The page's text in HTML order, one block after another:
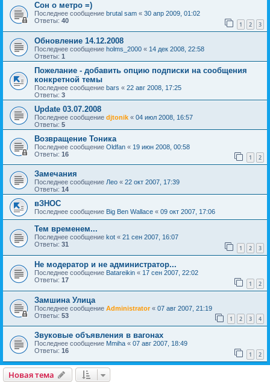
Cон о метро =)
Последнее сообщение brutal sam « 30 апр 2009, 01:02
Ответы: 40 1 2 3
Обновление 14.12.2008
Последнее сообщение holms_2000 « 14 дек 2008, 22:58
Ответы: 1
Пожелание - добавить опцию подписки на сообщения
конкретной темы
Последнее сообщение bars « 22 авг 2008, 17:25
Ответы: 3
Update 03.07.2008
Последнее сообщение djtonik « 04 июл 2008, 16:57
Ответы: 5
Возвращение Тоника
Последнее сообщение Oldfan « 19 июн 2008, 00:58
Ответы: 16 1 2
Замечания
Последнее сообщение Лео « 22 окт 2007, 17:39
Ответы: 14
вЗНОС
Последнее сообщение Big Ben Wallace « 09 окт 2007, 17:06
Тем временем...
Последнее сообщение kot « 21 сен 2007, 16:07
Ответы: 31 1 2 3
Не модератор и не администратор...
Последнее сообщение Batareikin « 17 сен 2007, 22:02
Ответы: 17 1 2
Замшина Улица
Последнее сообщение Administrator« 07 авг 2007, 21:19
Ответы: 53 1 2 3 4
Звуковые объявления в вагонах
Последнее сообщение Mmiha « 07 авг 2007, 18:49
Ответы: 16 1 2
Новая тема